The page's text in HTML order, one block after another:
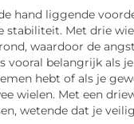
hand liggende
stabiliteit. Met drie
waardoor de
vooral belangrijk als je
hebt of als je
wielen. Met een
wetende dat je